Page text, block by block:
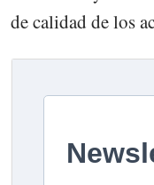
de calidad de los